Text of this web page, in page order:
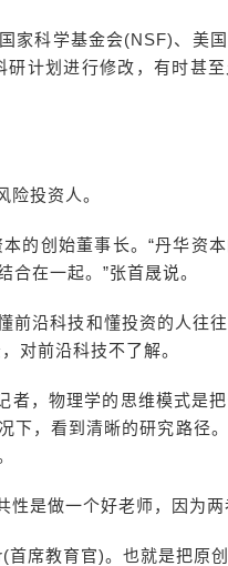
家科学基金会(NSF)、美
计划进行修改，有时甚
投资人。
的创始董事长。“丹华资
在一起。”张首晟说。
前沿科技和懂投资的人往
对前沿科技不了解。
者，物理学的思维模式是
下，看到清晰的研究路径
是做一个好老师，因为两
席教育官)。也就是把原